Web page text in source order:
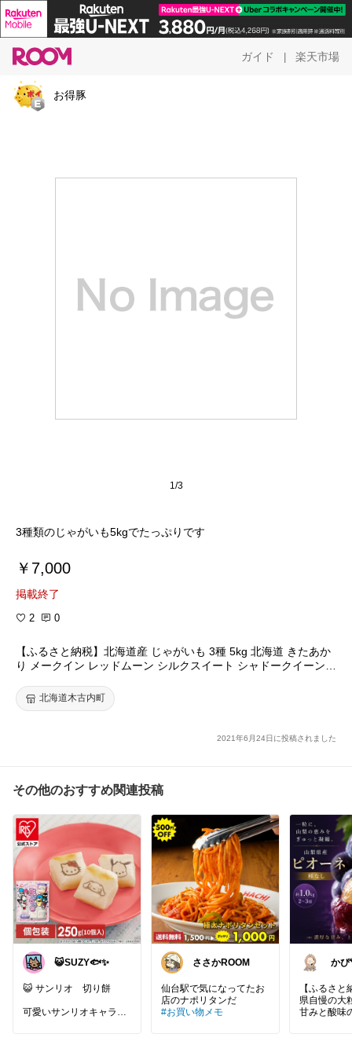
ガイド 楽天市場
お得豚
1/3
3種類のじゃがいも5kgでたっぷりです
￥7,000
掲載終了
2 0
【ふるさと納税】北海道産 じゃがいも 3種 5kg 北海道 きたあか
り メークイン レッドムーン シルクスイート シャドークイーン
セット 木古内町 お届け：2024年9月下旬～11月中旬まで
北海道木古内町
2021年6月24日に投稿されました
その他のおすすめ関連投稿
😺SUZY🐟✨
😺 サンリオ 切り餅
可愛いサンリオキャラク
ささかROOM
仙台駅で気になってたお
#お買い物メモ
かぴ
【ふるさ
県自慢の大
甘みと酸味